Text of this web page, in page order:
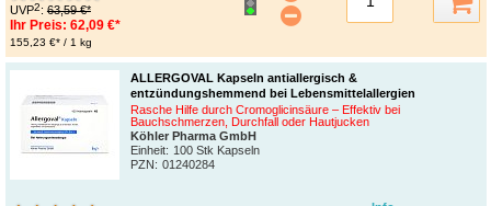
UVP2: 63,59 €*
Ihr Preis: 62,09 €*
155,23 €* / 1 kg
ALLERGOVAL Kapseln antiallergisch &
entzündungshemmend bei Lebensmittelallergien
Rasche Hilfe durch Cromoglicinsäure – Effektiv bei
Bauchschmerzen, Durchfall oder Hautjucken
Köhler Pharma GmbH
Einheit: 100 Stk Kapseln
PZN: 01240284